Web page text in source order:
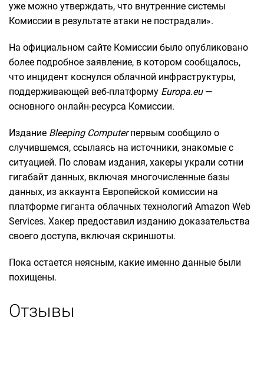
уже можно утверждать, что внутренние системы
Комиссии в результате атаки не пострадали».
На официальном сайте Комиссии было опубликовано
более подробное заявление, в котором сообщалось,
что инцидент коснулся облачной инфраструктуры,
поддерживающей веб-платформу Europa.eu—
основного онлайн-ресурса Комиссии.
Издание Bleeping Computerпервым сообщило о
случившемся, ссылаясь на источники, знакомые с
ситуацией. По словам издания, хакеры украли сотни
гигабайт данных, включая многочисленные базы
данных, из аккаунта Европейской комиссии на
платформе гиганта облачных технологий Amazon Web
Services. Хакер предоставил изданию доказательства
своего доступа, включая скриншоты.
Пока остается неясным, какие именно данные были
похищены.
Отзывы